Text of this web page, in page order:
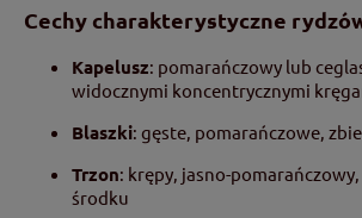
Cechy charakterystyczne
Kapelusz: pomarańczowy lub
widocznymi koncentrycznymi
Blaszki: gęste, pomarańczowe,
Trzon: krępy, jasno-
środku